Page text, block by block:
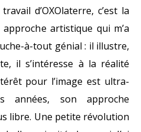
d’OXOlaterre, c’est la
artistique qui m’a
à-tout génial : il illustre,
il s’intéresse à la réalité
pour l’image est ultra-
années, son approche
libre. Une petite révolution